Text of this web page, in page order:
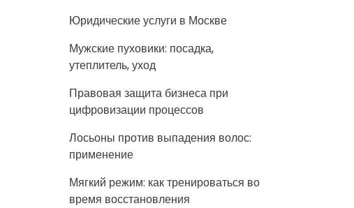
Юридические услуги в Москве
Мужские пуховики: посадка,
утеплитель, уход
Правовая защита бизнеса при
цифровизации процессов
Лосьоны против выпадения волос:
применение
Мягкий режим: как тренироваться во
время восстановления